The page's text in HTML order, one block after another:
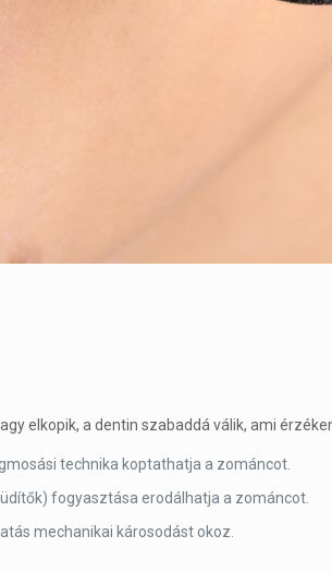
elkopik, a dentin szabaddá válik, ami
technika koptathatja a zománcot.
fogyasztása erodálhatja a zománcot.
mechanikai károsodást okoz.